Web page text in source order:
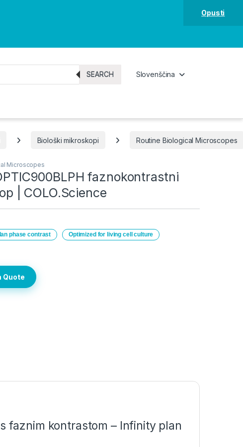
Opusti
SEARCH Slovenščina
Biološki mikroskopi Routine Biological Microscopes
Microscopes
faznokontrastni
| COLO.Science
phase contrast Optimized for living cell culture
Quote
faznim kontrastom – Infinity plan